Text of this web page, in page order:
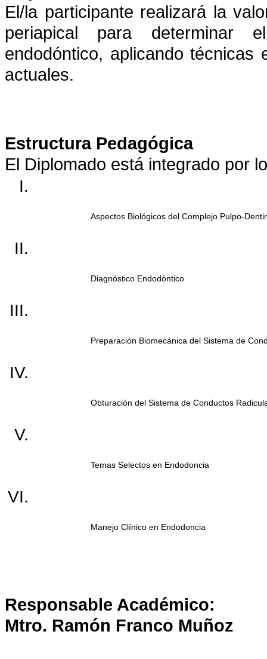
El/la participante realizará la
periapical para determinar
endodóntico, aplicando técnicas
actuales.
Estructura Pedagógica
El Diplomado está integrado por
Aspectos Biológicos del Complejo Pulpo-
Diagnóstico Endodóntico
Preparación Biomecánica del Sistema de
Obturación del Sistema de Conductos
Temas Selectos en Endodoncia
Manejo Clínico en Endodoncia
Responsable Académico:
Mtro. Ramón Franco Muñoz